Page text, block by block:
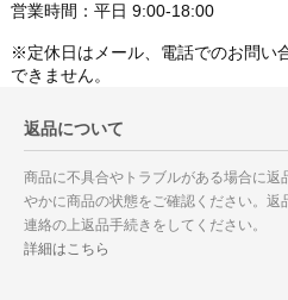
営業時間：平日 9:00-18:00
※定休日はメール、電話でのお問い
できません。
返品について
商品に不具合やトラブルがある場合に返
やかに商品の状態をご確認ください。
連絡の上返品手続きをしてください。
詳細はこちら